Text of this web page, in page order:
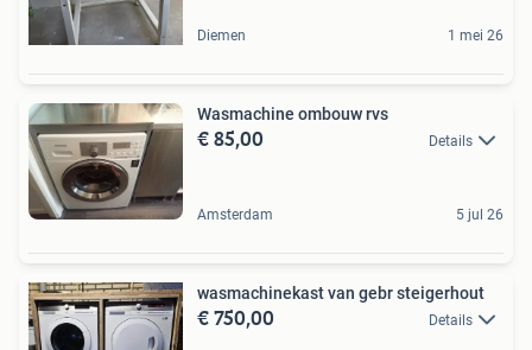
Diemen 1 mei 26
Wasmachine ombouw rvs
€ 85,00 Details
Amsterdam 5 jul 26
wasmachinekast van gebr steigerhout
€ 750,00 Details